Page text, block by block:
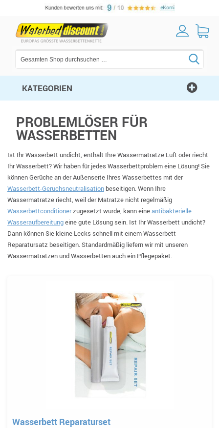
KATEGORIEN
PROBLEMLÖSER FÜR
WASSERBETTEN
Ist Ihr Wasserbett undicht, enthält Ihre Wassermatratze Luft oder riecht
Ihr Wasserbett? Wir haben für jedes Wasserbettproblem eine Lösung! Sie
können Gerüche an der Außenseite Ihres Wasserbettes mit der
Wasserbett-Geruchsneutralisation beseitigen. Wenn Ihre
Wassermatratze riecht, weil der Matratze nicht regelmäßig
Wasserbettconditionerzugesetzt wurde, kann eineantibakterielle
Wasseraufbereitungeine gute Lösung sein. Ist Ihr Wasserbett undicht?
Dann können Sie kleine Lecks schnell mit einem Wasserbett
Reparatursatz beseitigen. Standardmäßig liefern wir mit unseren
Wassermatratzen und Wasserbetten auch ein Pflegepaket.
Wasserbett Reparaturset